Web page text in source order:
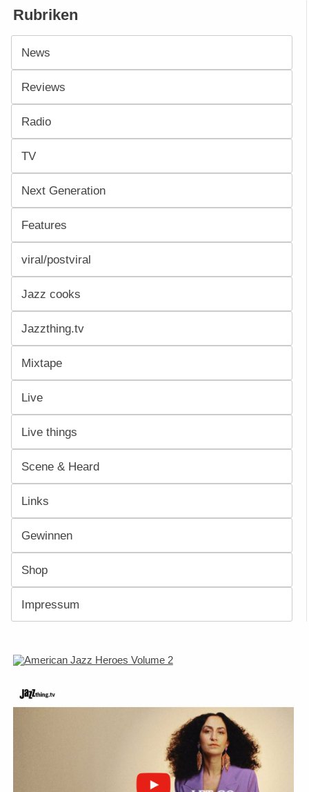
Rubriken
News
Reviews
Radio
TV
Next Generation
Features
viral/postviral
Jazz cooks
Jazzthing.tv
Mixtape
Live
Live things
Scene & Heard
Links
Gewinnen
Shop
Impressum